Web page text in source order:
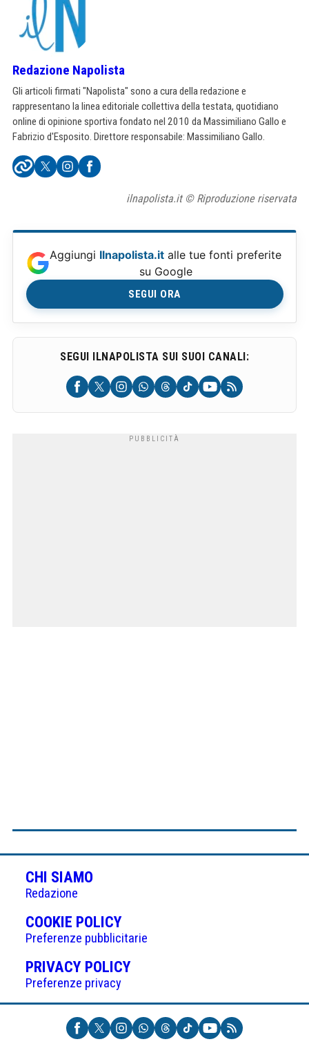
Redazione Napolista
Gli articoli firmati "Napolista" sono a cura della redazione e
rappresentano la linea editoriale collettiva della testata, quotidiano
online di opinione sportiva fondato nel 2010 da Massimiliano Gallo e
Fabrizio d'Esposito. Direttore responsabile: Massimiliano Gallo.
ilnapolista.it © Riproduzione riservata
Aggiungi Ilnapolista.it alle tue fonti preferite
su Google
SEGUI ORA
SEGUI ILNAPOLISTA SUI SUOI CANALI:
CHI SIAMO
Redazione
COOKIE POLICY(APRE
IN
UNA
NUOVA
Preferenze pubblicitarie
PRIVACY POLICY(APRE
UNA
NUOVA
SCHEDA)
Preferenze privacy